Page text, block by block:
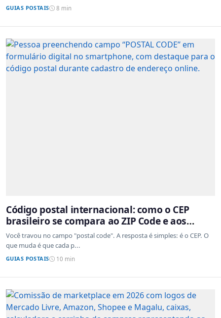
GUIAS POSTAIS 8 min
Código postal internacional: como o CEP
brasileiro se compara ao ZIP Code e aos
sistemas de outros países
Você travou no campo "postal code". A resposta é simples: é o CEP. O
que muda é que cada p...
GUIAS POSTAIS 10 min